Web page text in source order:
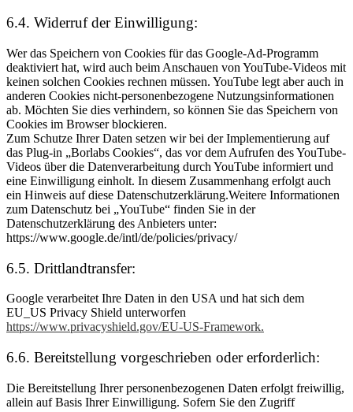
6.4. Widerruf der Einwilligung:
Wer das Speichern von Cookies für das Google-Ad-Programm
deaktiviert hat, wird auch beim Anschauen von YouTube-Videos mit
keinen solchen Cookies rechnen müssen. YouTube legt aber auch in
anderen Cookies nicht-personenbezogene Nutzungsinformationen
ab. Möchten Sie dies verhindern, so können Sie das Speichern von
Cookies im Browser blockieren.
Zum Schutze Ihrer Daten setzen wir bei der Implementierung auf
das Plug-in „Borlabs Cookies“, das vor dem Aufrufen des YouTube-
Videos über die Datenverarbeitung durch YouTube informiert und
eine Einwilligung einholt. In diesem Zusammenhang erfolgt auch
ein Hinweis auf diese Datenschutzerklärung.Weitere Informationen
zum Datenschutz bei „YouTube“ finden Sie in der
Datenschutzerklärung des Anbieters unter:
https://www.google.de/intl/de/policies/privacy/
6.5. Drittlandtransfer:
Google verarbeitet Ihre Daten in den USA und hat sich dem
EU_US Privacy Shield unterworfen
https://www.privacyshield.gov/EU-US-Framework.
6.6. Bereitstellung vorgeschrieben oder erforderlich:
Die Bereitstellung Ihrer personenbezogenen Daten erfolgt freiwillig,
allein auf Basis Ihrer Einwilligung. Sofern Sie den Zugriff